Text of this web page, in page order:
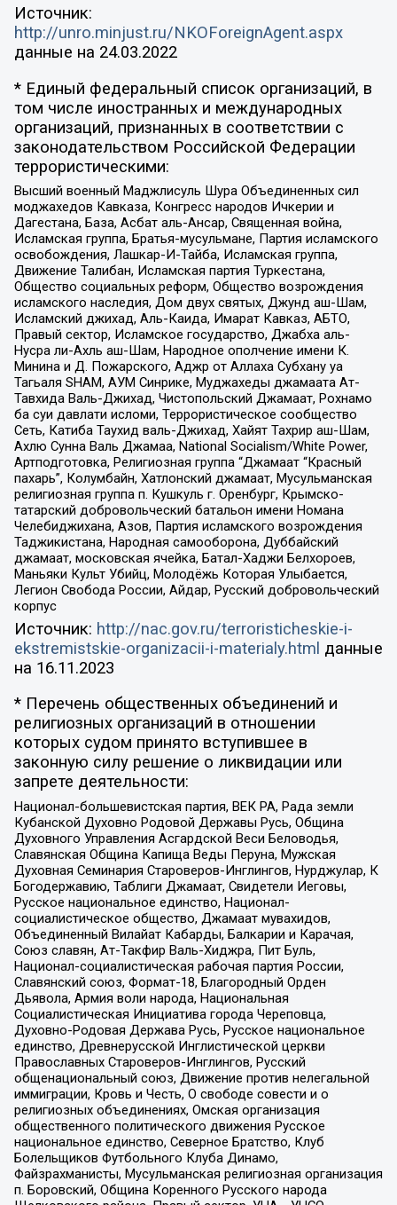
Источник:
http://unro.minjust.ru/NKOForeignAgent.aspx
данные на 24.03.2022
* Единый федеральный список организаций, в
том числе иностранных и международных
организаций, признанных в соответствии с
законодательством Российской Федерации
террористическими:
Высший военный Маджлисуль Шура Объединенных сил
моджахедов Кавказа, Конгресс народов Ичкерии и
Дагестана, База, Асбат аль-Ансар, Священная война,
Исламская группа, Братья-мусульмане, Партия исламского
освобождения, Лашкар-И-Тайба, Исламская группа,
Движение Талибан, Исламская партия Туркестана,
Общество социальных реформ, Общество возрождения
исламского наследия, Дом двух святых, Джунд аш-Шам,
Исламский джихад, Аль-Каида, Имарат Кавказ, АБТО,
Правый сектор, Исламское государство, Джабха аль-
Нусра ли-Ахль аш-Шам, Народное ополчение имени К.
Минина и Д. Пожарского, Аджр от Аллаха Субхану уа
Тагьаля SHAM, АУМ Синрике, Муджахеды джамаата Ат-
Тавхида Валь-Джихад, Чистопольский Джамаат, Рохнамо
ба суи давлати исломи, Террористическое сообщество
Сеть, Катиба Таухид валь-Джихад, Хайят Тахрир аш-Шам,
Ахлю Сунна Валь Джамаа, National Socialism/White Power,
Артподготовка, Религиозная группа “Джамаат “Красный
пахарь”, Колумбайн, Хатлонский джамаат, Мусульманская
религиозная группа п. Кушкуль г. Оренбург, Крымско-
татарский добровольческий батальон имени Номана
Челебиджихана, Азов, Партия исламского возрождения
Таджикистана, Народная самооборона, Дуббайский
джамаат, московская ячейка, Батал-Хаджи Белхороев,
Маньяки Культ Убийц, Молодёжь Которая Улыбается,
Легион Свобода России, Айдар, Русский добровольческий
корпус
Источник: http://nac.gov.ru/terroristicheskie-i-
ekstremistskie-organizacii-i-materialy.html данные
на 16.11.2023
* Перечень общественных объединений и
религиозных организаций в отношении
которых судом принято вступившее в
законную силу решение о ликвидации или
запрете деятельности:
Национал-большевистская партия, ВЕК РА, Рада земли
Кубанской Духовно Родовой Державы Русь, Община
Духовного Управления Асгардской Веси Беловодья,
Славянская Община Капища Веды Перуна, Мужская
Духовная Семинария Староверов-Инглингов, Нурджулар, К
Богодержавию, Таблиги Джамаат, Свидетели Иеговы,
Русское национальное единство, Национал-
социалистическое общество, Джамаат мувахидов,
Объединенный Вилайат Кабарды, Балкарии и Карачая,
Союз славян, Ат-Такфир Валь-Хиджра, Пит Буль,
Национал-социалистическая рабочая партия России,
Славянский союз, Формат-18, Благородный Орден
Дьявола, Армия воли народа, Национальная
Социалистическая Инициатива города Череповца,
Духовно-Родовая Держава Русь, Русское национальное
единство, Древнерусской Инглистической церкви
Православных Староверов-Инглингов, Русский
общенациональный союз, Движение против нелегальной
иммиграции, Кровь и Честь, О свободе совести и о
религиозных объединениях, Омская организация
общественного политического движения Русское
национальное единство, Северное Братство, Клуб
Болельщиков Футбольного Клуба Динамо,
Файзрахманисты, Мусульманская религиозная организация
п. Боровский, Община Коренного Русского народа